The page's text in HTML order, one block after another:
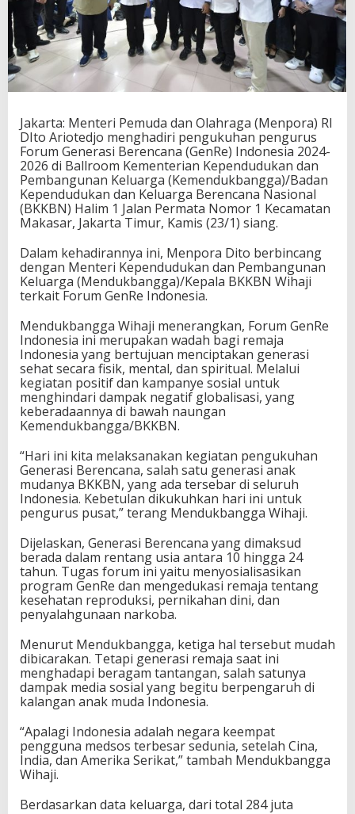
k
u
h
a
G
e
n
R
e
,
S
a
b
i
l
B
r
b
i
n
c
a
n
g
e
p
a
l
a
B
K
B
N
Jakarta: Menteri Pemuda dan Olahraga (Menpora) RI
DIto Ariotedjo menghadiri pengukuhan pengurus
Forum Generasi Berencana (GenRe) Indonesia 2024-
2026 di Ballroom Kementerian Kependudukan dan
Pembangunan Keluarga (Kemendukbangga)/Badan
Kependudukan dan Keluarga Berencana Nasional
(BKKBN) Halim 1 Jalan Permata Nomor 1 Kecamatan
Makasar, Jakarta Timur, Kamis (23/1) siang.
Dalam kehadirannya ini, Menpora Dito berbincang
dengan Menteri Kependudukan dan Pembangunan
Keluarga (Mendukbangga)/Kepala BKKBN Wihaji
terkait Forum GenRe Indonesia.
Mendukbangga Wihaji menerangkan, Forum GenRe
Indonesia ini merupakan wadah bagi remaja
Indonesia yang bertujuan menciptakan generasi
sehat secara fisik, mental, dan spiritual. Melalui
kegiatan positif dan kampanye sosial untuk
menghindari dampak negatif globalisasi, yang
keberadaannya di bawah naungan
Kemendukbangga/BKKBN.
“Hari ini kita melaksanakan kegiatan pengukuhan
Generasi Berencana, salah satu generasi anak
mudanya BKKBN, yang ada tersebar di seluruh
Indonesia. Kebetulan dikukuhkan hari ini untuk
pengurus pusat,” terang Mendukbangga Wihaji.
Dijelaskan, Generasi Berencana yang dimaksud
berada dalam rentang usia antara 10 hingga 24
tahun. Tugas forum ini yaitu menyosialisasikan
program GenRe dan mengedukasi remaja tentang
kesehatan reproduksi, pernikahan dini, dan
penyalahgunaan narkoba.
Menurut Mendukbangga, ketiga hal tersebut mudah
dibicarakan. Tetapi generasi remaja saat ini
menghadapi beragam tantangan, salah satunya
dampak media sosial yang begitu berpengaruh di
kalangan anak muda Indonesia.
“Apalagi Indonesia adalah negara keempat
pengguna medsos terbesar sedunia, setelah Cina,
India, dan Amerika Serikat,” tambah Mendukbangga
Wihaji.
Berdasarkan data keluarga, dari total 284 juta